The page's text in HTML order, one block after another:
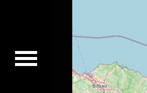
Concerts
Concerts passés
Vidéos
Discographie